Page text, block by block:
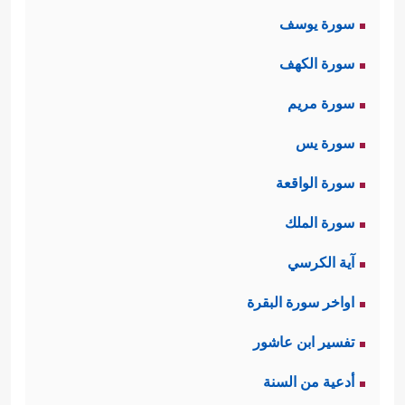
سورة يوسف
سورة الكهف
سورة مريم
سورة يس
سورة الواقعة
سورة الملك
آية الكرسي
اواخر سورة البقرة
تفسير ابن عاشور
أدعية من السنة